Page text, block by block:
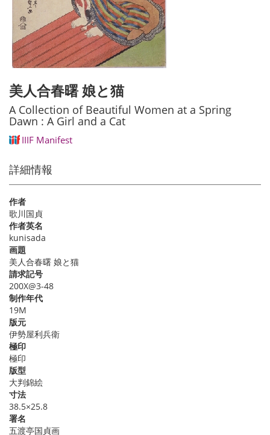
美人合春曙 娘と猫
A Collection of Beautiful Women at a Spring
Dawn : A Girl and a Cat
IIIF Manifest
詳細情報
作者
歌川国貞
作者英名
kunisada
画題
美人合春曙 娘と猫
請求記号
200X@3-48
制作年代
19M
版元
伊勢屋利兵衛
極印
極印
版型
大判錦絵
寸法
38.5×25.8
署名
五渡亭国貞画